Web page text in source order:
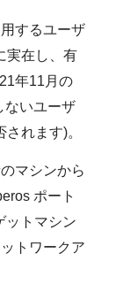
するユーザ
実在し、有
年11月の
ないユーザ
れます)。
マシンから
ポート
ットマシン
トワークア